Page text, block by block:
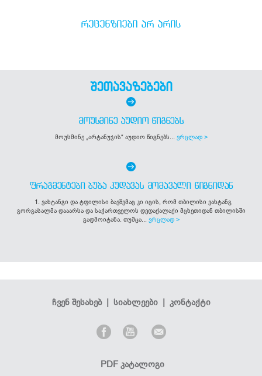
ᲠᲔᲪᲔᲜᲖᲘᲔᲑᲘ ᲐᲠ ᲐᲠᲘᲡ
შეთავაზებები
ᲛᲝᲣᲡᲛᲘᲜᲔ ᲐᲣᲓᲘᲝ ᲬᲘᲒᲜᲔᲑᲡ
მოუსმინე „არტანუჯის“ აუდიო წიგნებს... ვრცლად >
ᲤᲠᲐᲒᲛᲔᲜᲢᲔᲑᲘ ᲑᲣᲑᲐ ᲙᲣᲓᲐᲕᲐᲡ ᲛᲝᲛᲐᲕᲐᲚᲘ ᲬᲘᲒᲜᲘᲓᲐᲜ
1. ვახტანგი და ტფილისი ბავშვმაც კი იცის, რომ თბილისი ვახტანგ
გორგასალმა დააარსა და საქართველოს დედაქალაქი მცხეთიდან თბილისში
გადმოიტანა. თუმცა... ვრცლად >
ჩვენ შესახებ| სიახლეები| კონტაქტი
PDF კატალოგი